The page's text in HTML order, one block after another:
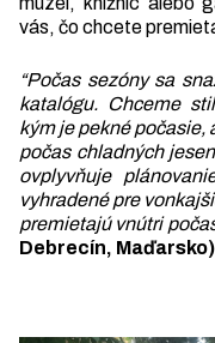
vás, čo chcete
“Počas sezóny sa
katalógu. Chceme
kým je pekné počasie,
počas chladných
ovplyvňuje
vyhradené pre
premietajú vnútri
Debrecín, Maďarsko)